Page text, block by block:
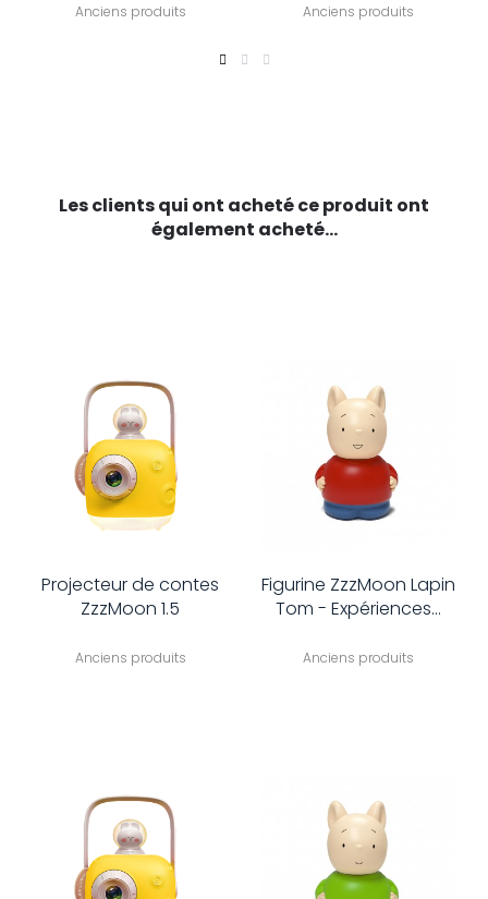
Anciens produits Anciens produits
Les clients qui ont acheté ce produit ont
également acheté...
Projecteur de contes
ZzzMoon 1.5
Anciens produits
Figurine ZzzMoon Lapin
Tom - Expériences...
Anciens produits